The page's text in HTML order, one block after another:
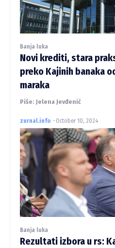
Banja luka
Novi krediti, stara
preko Kajinih banaka
maraka
Piše: Jelena Jevđenić
zurnal.info - October 10, 2024
Banja luka
Rezultati izbora u rs: